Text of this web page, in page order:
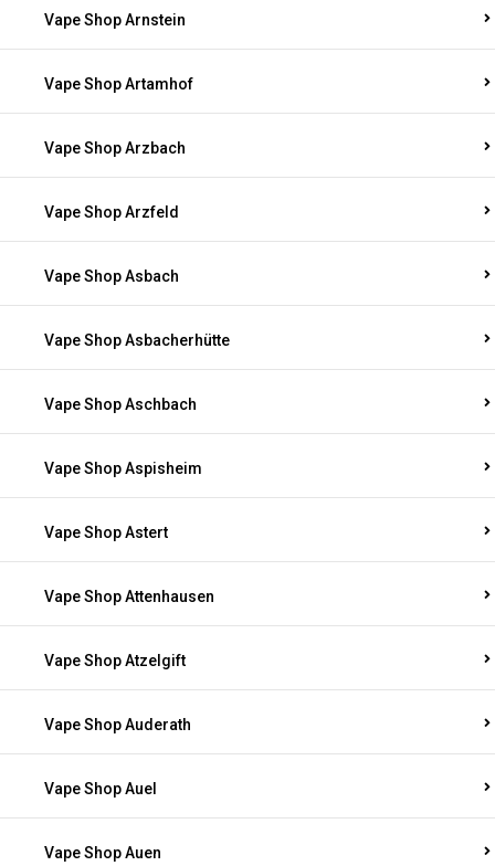
Vape Shop Arnstein
Vape Shop Artamhof
Vape Shop Arzbach
Vape Shop Arzfeld
Vape Shop Asbach
Vape Shop Asbacherhütte
Vape Shop Aschbach
Vape Shop Aspisheim
Vape Shop Astert
Vape Shop Attenhausen
Vape Shop Atzelgift
Vape Shop Auderath
Vape Shop Auel
Vape Shop Auen